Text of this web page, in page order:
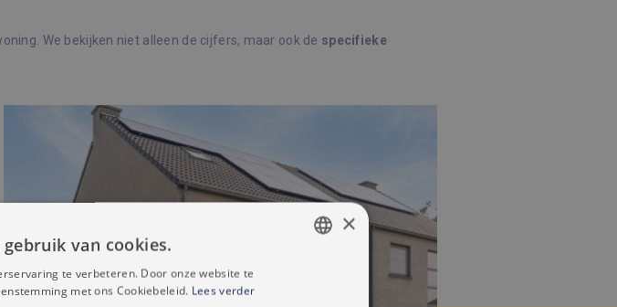
We bekijken niet alleen de cijfers, maar ook de specifieke
×
van cookies.
te verbeteren. Door onze website te
met ons Cookiebeleid. Lees verder